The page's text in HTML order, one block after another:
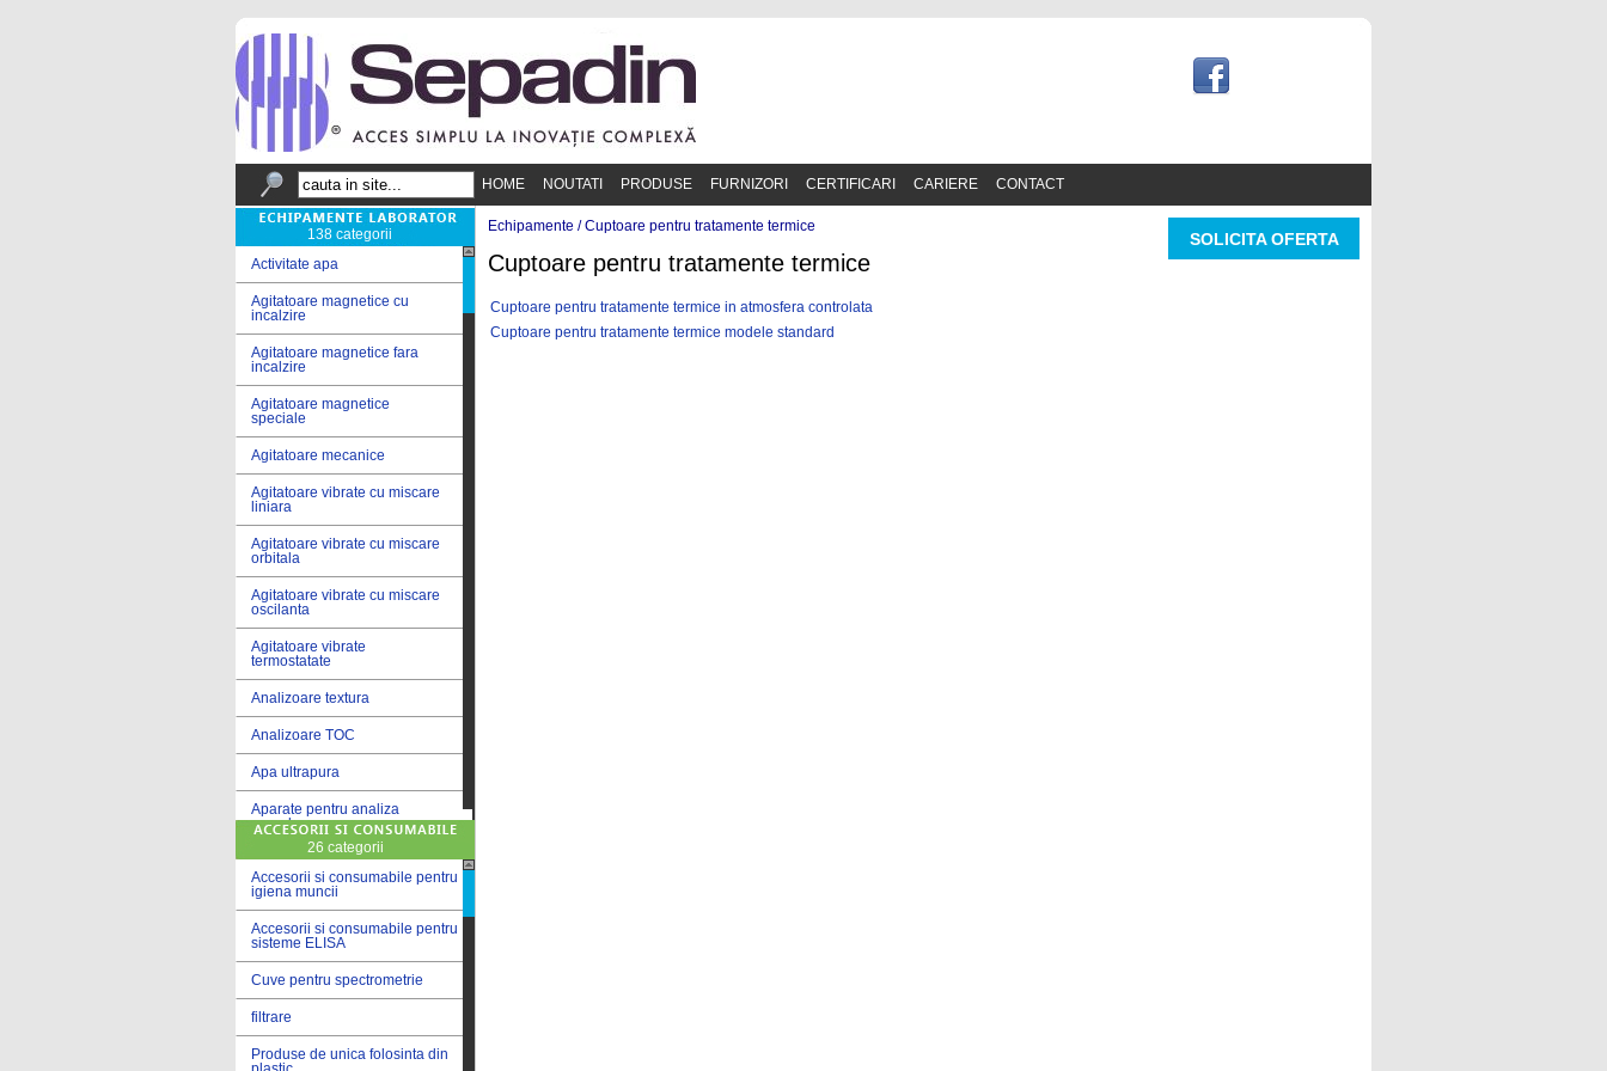
HOME NOUTATI PRODUSE FURNIZORI CERTIFICARI CARIERE CONTACT
138 categorii
Activitate apa
Agitatoare magnetice cu
incalzire
Agitatoare magnetice fara
incalzire
Agitatoare magnetice
speciale
Agitatoare mecanice
Agitatoare vibrate cu miscare
liniara
Agitatoare vibrate cu miscare
orbitala
Agitatoare vibrate cu miscare
oscilanta
Agitatoare vibrate
termostatate
Analizoare textura
Analizoare TOC
Apa ultrapura
Aparate pentru analiza
cereale
Aparate pentru testare lacuri
si vopsele
Aparate pentru testare lapte
Autoclave
Bai de apa
Bai de apa vibrate
Bai de calibrare
26 categorii
Accesorii si consumabile pentru
igiena muncii
Accesorii si consumabile pentru
sisteme ELISA
Cuve pentru spectrometrie
filtrare
Produse de unica folosinta din
Echipamente /Cuptoare pentru tratamente termice
SOLICITA OFERTA
Cuptoare pentru tratamente termice
Cuptoare pentru tratamente termice in atmosfera controlata
Cuptoare pentru tratamente termice modele standard